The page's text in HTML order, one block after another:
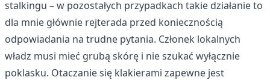
stalkingu – w pozostałych przypadkach takie działanie to
dla mnie głównie rejterada przed koniecznością
odpowiadania na trudne pytania. Członek lokalnych
władz musi mieć grubą skórę i nie szukać wyłącznie
poklasku. Otaczanie się klakierami zapewne jest